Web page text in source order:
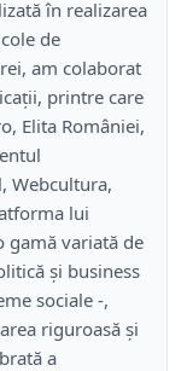
în realizarea
de
am colaborat
printre care
Elita României,
Webcultura,
lui
gamă variată de
și business
sociale -,
riguroasă și
a